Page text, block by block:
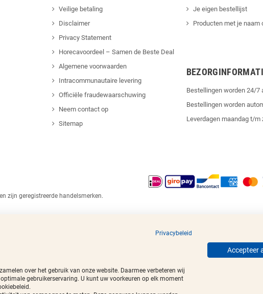
Veilige betaling
Disclaimer
Privacy Statement
Horecavoordeel – Samen de Beste Deal
Algemene voorwaarden
Intracommunautaire levering
Officiële fraudewaarschuwing
Neem contact op
Sitemap
Je eigen bestellijst
Producten met je naam
Bestellingen worden 24/7
Bestellingen worden
Leverdagen maandag t/m
zijn geregistreerde handelsmerken.
Privacybeleid
over het gebruik van onze website. Daarmee verbeteren wij
gebruikerservaring. U kunt uw voorkeuren op elk moment
Accepteer